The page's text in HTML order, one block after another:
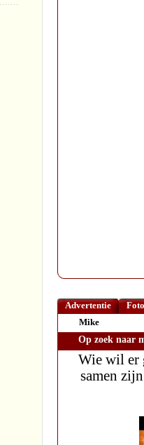
Advertentie
Mike
Op zoek naar
Wie wil er
samen